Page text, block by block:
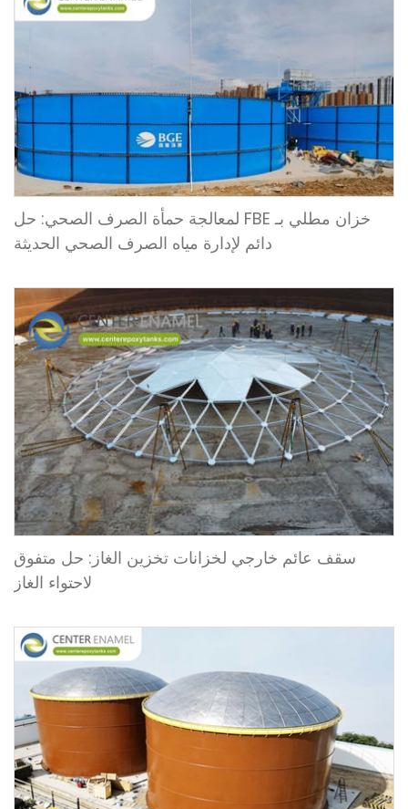
خزان مطلي بـ FBE لمعالجة حمأة الصرف الصحي: حل
دائم لإدارة مياه الصرف الصحي الحديثة
سقف عائم خارجي لخزانات تخزين الغاز: حل متفوق
لاحتواء الغاز